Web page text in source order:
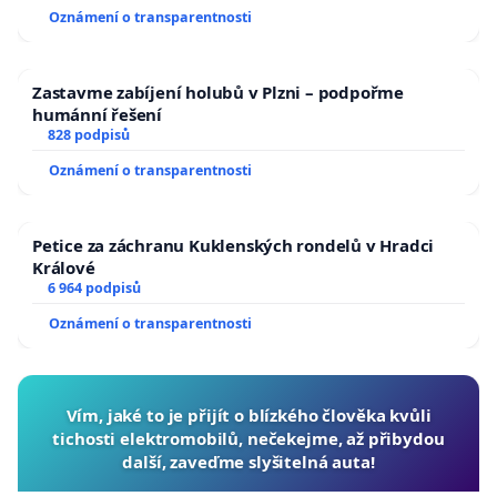
usnesení k podání ústavní žaloby na prezidenta
republiky
Oznámení o transparentnosti
Zastavme zabíjení holubů v Plzni – podpořme
humánní řešení
828 podpisů
Oznámení o transparentnosti
Petice za záchranu Kuklenských rondelů v Hradci
Králové
6 964 podpisů
Oznámení o transparentnosti
Vím, jaké to je přijít o blízkého člověka kvůli
tichosti elektromobilů, nečekejme, až přibydou
další, zaveďme slyšitelná auta!